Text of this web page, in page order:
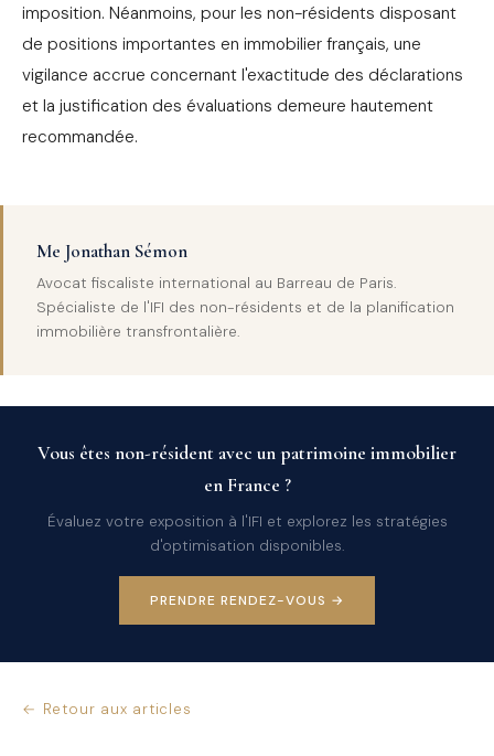
imposition. Néanmoins, pour les non-résidents disposant
de positions importantes en immobilier français, une
vigilance accrue concernant l'exactitude des déclarations
et la justification des évaluations demeure hautement
recommandée.
Me Jonathan Sémon
Avocat fiscaliste international au Barreau de Paris.
Spécialiste de l'IFI des non-résidents et de la planification
immobilière transfrontalière.
Vous êtes non-résident avec un patrimoine immobilier
en France ?
Évaluez votre exposition à l'IFI et explorez les stratégies
d'optimisation disponibles.
PRENDRE RENDEZ-VOUS →
← Retour aux articles